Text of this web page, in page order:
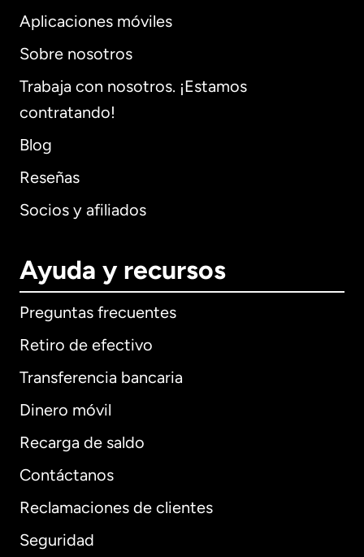
Aplicaciones móviles
Sobre nosotros
Trabaja con nosotros. ¡Estamos
contratando!
Blog
Reseñas
Socios y afiliados
Ayuda y recursos
Preguntas frecuentes
Retiro de efectivo
Transferencia bancaria
Dinero móvil
Recarga de saldo
Contáctanos
Reclamaciones de clientes
Seguridad